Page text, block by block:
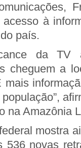
à
país.
da
cheguem a
na Amazônia
mostra
536 novas